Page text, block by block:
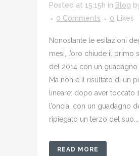
Posted at 15:15h in Blog
0 Comments
0 Likes
Nonostante le esitazioni
mesi, l’oro chiude il primo
del 2014 con un guadagno
Ma non è il risultato di un
lineare: dopo aver toccato
l’oncia, con un guadagno
ripiegato un terzo del suo...
READ MORE